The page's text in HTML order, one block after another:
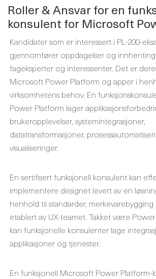
Roller & Ansvar for en
konsulent for Microsoft
Kandidater som er interessert i PL-200-
gjennomfører oppdagelser og innhenting
fageksperter og interessenter. Det er
Microsoft Power Platform og apper i
virksomhetens behov. En
Power Platform lager
brukeropplevelser, systemintegrasjoner,
datatransformasjoner,
visualiseringer.
En sertifisert funksjonell konsulent kan
implementere designet levert av en
henhold til standarder,
etablert av UX-teamet. Takket være
kan funksjonelle konsulenter lage
applikasjoner og tjenester.
En funksjonell Microsoft Power Platform-